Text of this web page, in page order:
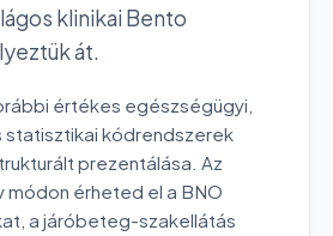
klinikai Bento
át.
értékes egészségügyi,
statisztikai kódrendszerek
prezentálása. Az
módon érheted el a BNO
a járóbeteg-szakellátás